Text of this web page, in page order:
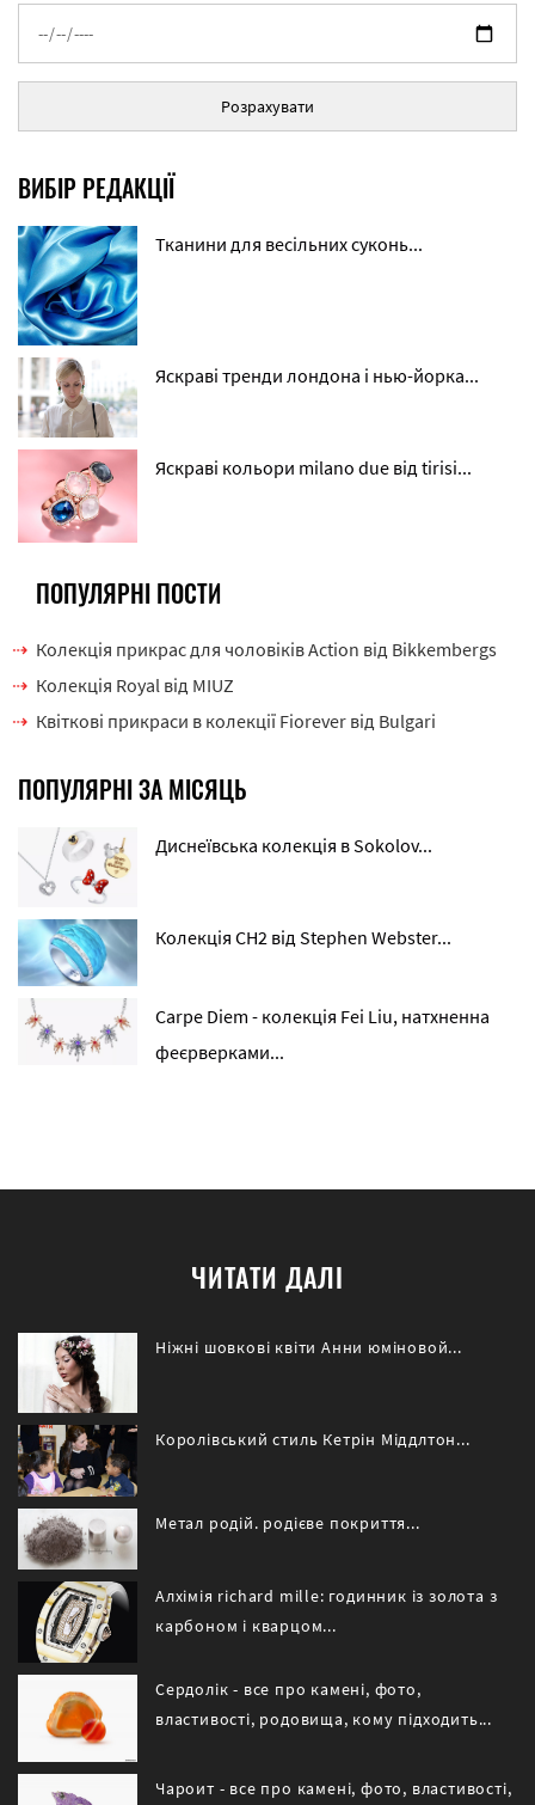
Розрахувати
ВИБІР РЕДАКЦІЇ
Тканини для весільних суконь...
Яскраві тренди лондона і нью-йорка...
Яскраві кольори milano due від tirisi...
ПОПУЛЯРНІ ПОСТИ
Колекція прикрас для чоловіків Action від Bikkembergs
Колекція Royal від MIUZ
Квіткові прикраси в колекції Fiorever від Bulgari
ПОПУЛЯРНІ ЗА МІСЯЦЬ
Диснеївська колекція в Sokolov...
Колекція CH2 від Stephen Webster...
Carpe Diem - колекція Fei Liu, натхненна
феєрверками...
ЧИТАТИ ДАЛІ
Ніжні шовкові квіти Анни юміновой...
Королівський стиль Кетрін Міддлтон...
Метал родій. родієве покриття...
Алхімія richard mille: годинник із золота з
карбоном і кварцом...
Сердолік - все про камені, фото,
властивості, родовища, кому підходить...
Чароит - все про камені, фото, властивості,